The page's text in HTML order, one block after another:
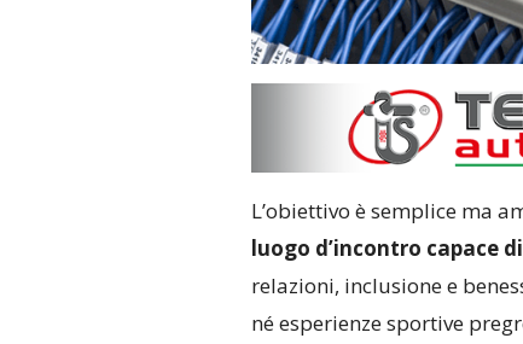
L’obiettivo è semplice ma
luogo d’incontro capace
relazioni, inclusione e
né esperienze sportive